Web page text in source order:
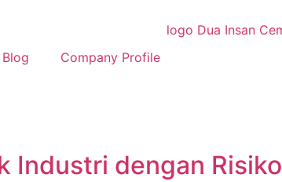
Blog Company Profile
Industri dengan Risiko